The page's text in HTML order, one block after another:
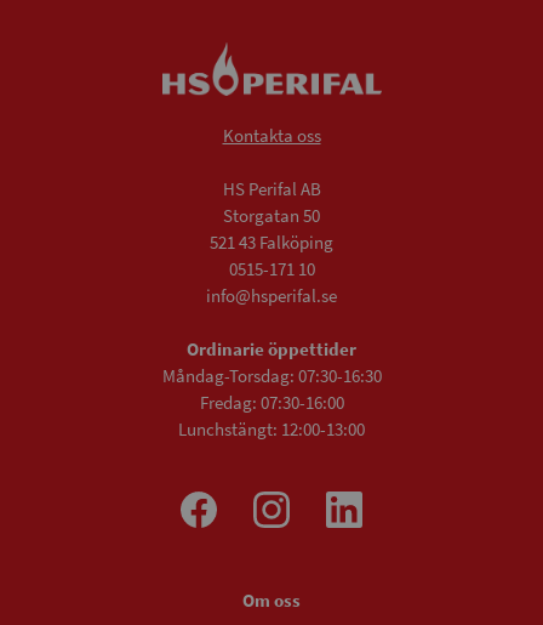
Kontakta oss
HS Perifal AB
Storgatan 50
521 43 Falköping
0515-171 10
info@hsperifal.se
Ordinarie öppettider
Måndag-Torsdag: 07:30-16:30
Fredag: 07:30-16:00
Lunchstängt: 12:00-13:00
Om oss